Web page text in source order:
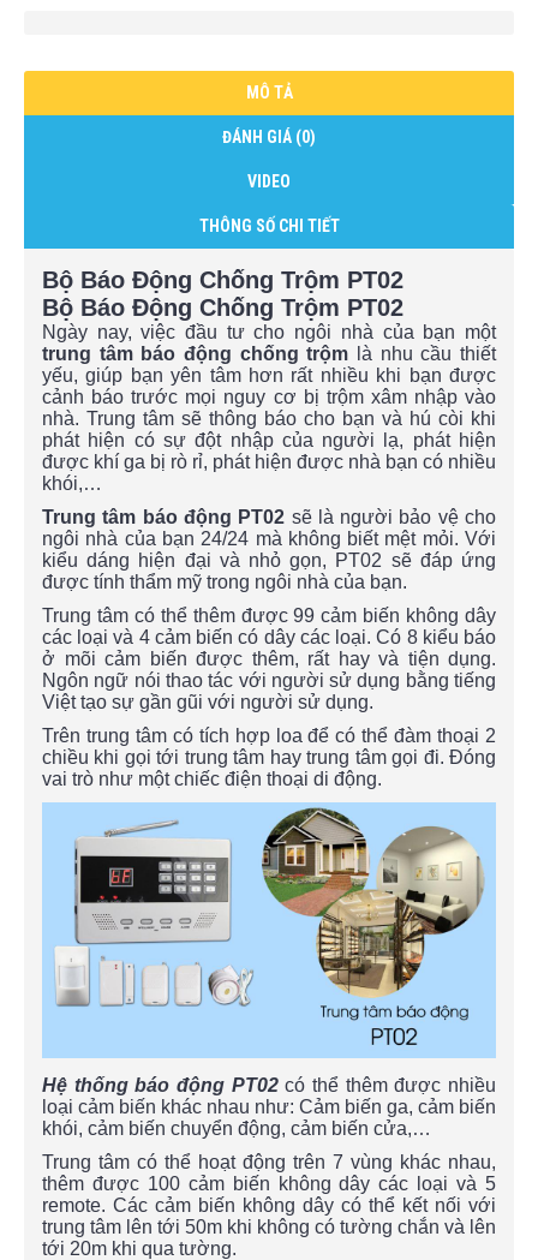
MÔ TẢ
ĐÁNH GIÁ (0)
VIDEO
THÔNG SỐ CHI TIẾT
Bộ Báo Động Chống Trộm PT02
Bộ Báo Động Chống Trộm PT02
Ngày nay, việc đầu tư cho ngôi nhà của bạn một
trung tâm báo động chống trộm là nhu cầu thiết
yếu, giúp bạn yên tâm hơn rất nhiều khi bạn được
cảnh báo trước mọi nguy cơ bị trộm xâm nhập vào
nhà. Trung tâm sẽ thông báo cho bạn và hú còi khi
phát hiện có sự đột nhập của người lạ, phát hiện
được khí ga bị rò rỉ, phát hiện được nhà bạn có nhiều
khói,…
Trung tâm báo động PT02 sẽ là người bảo vệ cho
ngôi nhà của bạn 24/24 mà không biết mệt mỏi. Với
kiểu dáng hiện đại và nhỏ gọn, PT02 sẽ đáp ứng
được tính thẩm mỹ trong ngôi nhà của bạn.
Trung tâm có thể thêm được 99 cảm biến không dây
các loại và 4 cảm biến có dây các loại. Có 8 kiểu báo
ở mõi cảm biến được thêm, rất hay và tiện dụng.
Ngôn ngữ nói thao tác với người sử dụng bằng tiếng
Việt tạo sự gần gũi với người sử dụng.
Trên trung tâm có tích hợp loa để có thể đàm thoại 2
chiều khi gọi tới trung tâm hay trung tâm gọi đi. Đóng
vai trò như một chiếc điện thoại di động.
Hệ thống báo động PT02có thể thêm được nhiều
loại cảm biến khác nhau như: Cảm biến ga, cảm biến
khói, cảm biến chuyển động, cảm biến cửa,…
Trung tâm có thể hoạt động trên 7 vùng khác nhau,
thêm được 100 cảm biến không dây các loại và 5
remote. Các cảm biến không dây có thể kết nối với
trung tâm lên tới 50m khi không có tường chắn và lên
tới 20m khi qua tường.